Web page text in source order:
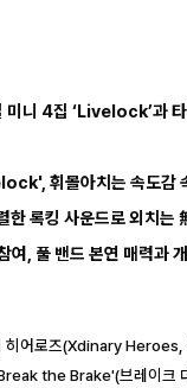
미니 4집 ‘Livelock’
휘몰아치는 속도감
록킹 사운드로 외치는
여, 풀 밴드 본연 매력과
히어로즈(Xdinary
the Brake'(브레이크